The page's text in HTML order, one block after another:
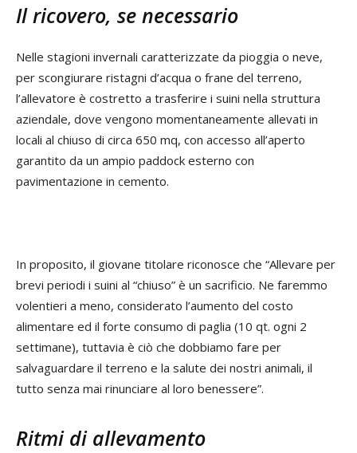
Il ricovero, se necessario
Nelle stagioni invernali caratterizzate da pioggia o neve,
per scongiurare ristagni d’acqua o frane del terreno,
l’allevatore è costretto a trasferire i suini nella struttura
aziendale, dove vengono momentaneamente allevati in
locali al chiuso di circa 650 mq, con accesso all’aperto
garantito da un ampio paddock esterno con
pavimentazione in cemento.
In proposito, il giovane titolare riconosce che “Allevare per
brevi periodi i suini al “chiuso” è un sacrificio. Ne faremmo
volentieri a meno, considerato l’aumento del costo
alimentare ed il forte consumo di paglia (10 qt. ogni 2
settimane), tuttavia è ciò che dobbiamo fare per
salvaguardare il terreno e la salute dei nostri animali, il
tutto senza mai rinunciare al loro benessere”.
Ritmi di allevamento